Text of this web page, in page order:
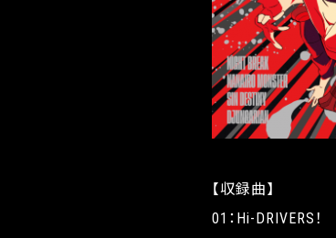
【収録曲】
01：Hi-DRIVERS！